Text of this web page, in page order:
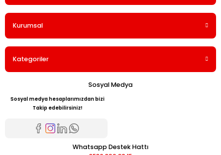
Kurumsal
Kategoriler
Sosyal Medya
Sosyal medya hesaplarımızdan bizi
Takip edebilirsiniz!
Whatsapp Destek Hattı